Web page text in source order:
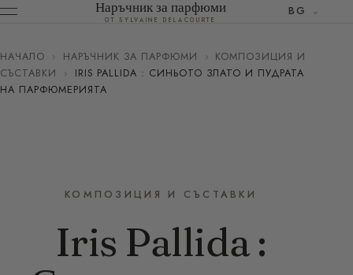
Наръчник за парфюми
ОТ SYLVAINE DELACOURTE
BG
НАЧАЛО › НАРЪЧНИК ЗА ПАРФЮМИ › КОМПОЗИЦИЯ И
СЪСТАВКИ
›
IRIS PALLIDA : СИНЬОТО ЗЛАТО И ПУДРАТА
НА ПАРФЮМЕРИЯТА
КОМПОЗИЦИЯ И СЪСТАВКИ
Iris Pallida :